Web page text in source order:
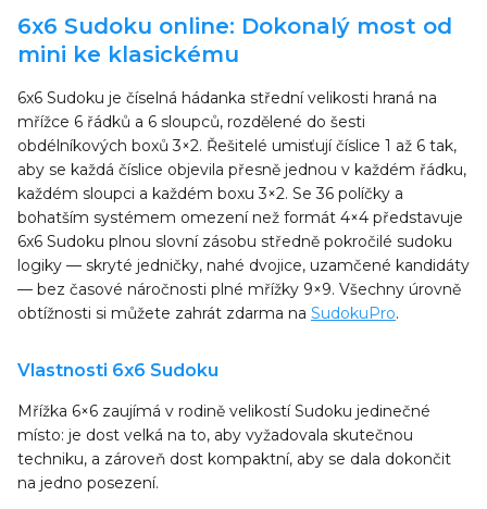
6x6 Sudoku online: Dokonalý most od
mini ke klasickému
6x6 Sudoku je číselná hádanka střední velikosti hraná na
mřížce 6 řádků a 6 sloupců, rozdělené do šesti
obdélníkových boxů 3×2. Řešitelé umisťují číslice 1 až 6 tak,
aby se každá číslice objevila přesně jednou v každém řádku,
každém sloupci a každém boxu 3×2. Se 36 políčky a
bohatším systémem omezení než formát 4×4 představuje
6x6 Sudoku plnou slovní zásobu středně pokročilé sudoku
logiky — skryté jedničky, nahé dvojice, uzamčené kandidáty
— bez časové náročnosti plné mřížky 9×9. Všechny úrovně
obtížnosti si můžete zahrát zdarma na SudokuPro.
Vlastnosti 6x6 Sudoku
Mřížka 6×6 zaujímá v rodině velikostí Sudoku jedinečné
místo: je dost velká na to, aby vyžadovala skutečnou
techniku, a zároveň dost kompaktní, aby se dala dokončit
na jedno posezení.